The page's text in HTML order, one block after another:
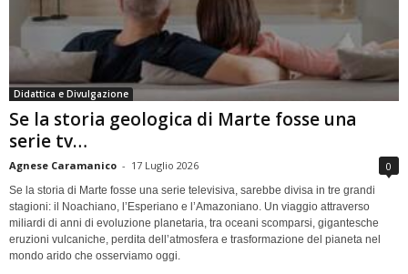
Didattica e Divulgazione
Se la storia geologica di Marte fosse una
serie tv…
Agnese Caramanico - 17 Luglio 2026 0
Se la storia di Marte fosse una serie televisiva, sarebbe divisa in tre grandi
stagioni: il Noachiano, l’Esperiano e l’Amazoniano. Un viaggio attraverso
miliardi di anni di evoluzione planetaria, tra oceani scomparsi, gigantesche
eruzioni vulcaniche, perdita dell’atmosfera e trasformazione del pianeta nel
mondo arido che osserviamo oggi.